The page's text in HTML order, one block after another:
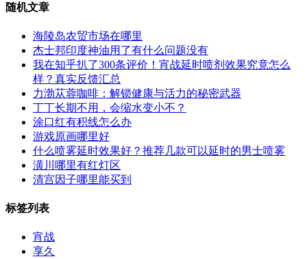
随机文章
海陵岛农贸市场在哪里
杰士邦印度神油用了有什么问题没有
我在知乎扒了300条评价！宵战延时喷剂效果究竟怎么
样？真实反馈汇总
力渤苁蓉咖啡：解锁健康与活力的秘密武器
丁丁长期不用，会​缩水变小不？
涂口红有积线怎么办
游戏原画哪里好
什么喷雾延时效果好？推荐几款可以延时的男士喷雾
潢川哪里有红灯区
清宫因子哪里能买到
标签列表
宵战
享久